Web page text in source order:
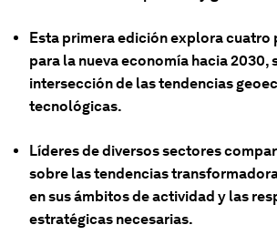
Esta primera edición explora
para la nueva economía hacia 2030,
intersección de las tendencias
tecnológicas.
Líderes de diversos sectores
sobre las tendencias
en sus ámbitos de actividad y las
estratégicas necesarias.